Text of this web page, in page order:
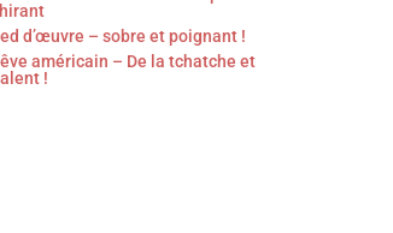
d’œuvre – sobre et poignant !
américain – De la tchatche et
!